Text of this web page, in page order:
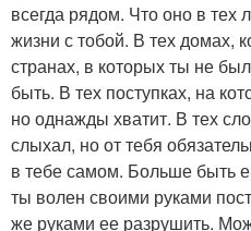
всегда рядом. Что оно в тех
жизни с тобой. В тех домах,
странах, в которых ты не
быть. В тех поступках, на
но однажды хватит. В тех
слыхал, но от тебя
в тебе самом. Больше быть
ты волен своими руками
же руками ее разрушить.